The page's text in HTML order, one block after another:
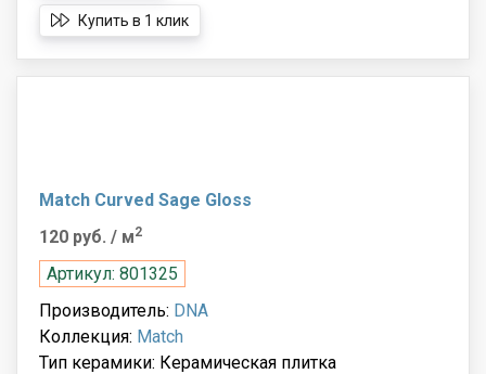
Купить в 1 клик
Match Curved Sage Gloss
120 руб. / м2
Артикул: 801325
Производитель: DNA
Коллекция: Match
Тип керамики: Керамическая плитка